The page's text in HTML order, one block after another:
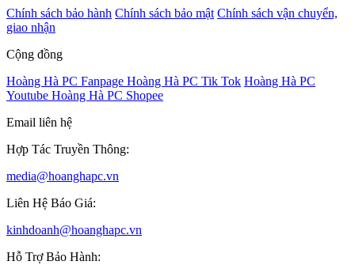
Chính sách bảo hành Chính sách bảo mật Chính sách vận chuyển,
giao nhận
Cộng đồng
Hoàng Hà PC Fanpage Hoàng Hà PC Tik Tok Hoàng Hà PC
Youtube Hoàng Hà PC Shopee
Email liên hệ
Hợp Tác Truyền Thông:
media@hoanghapc.vn
Liên Hệ Báo Giá:
kinhdoanh@hoanghapc.vn
Hỗ Trợ Bảo Hành: